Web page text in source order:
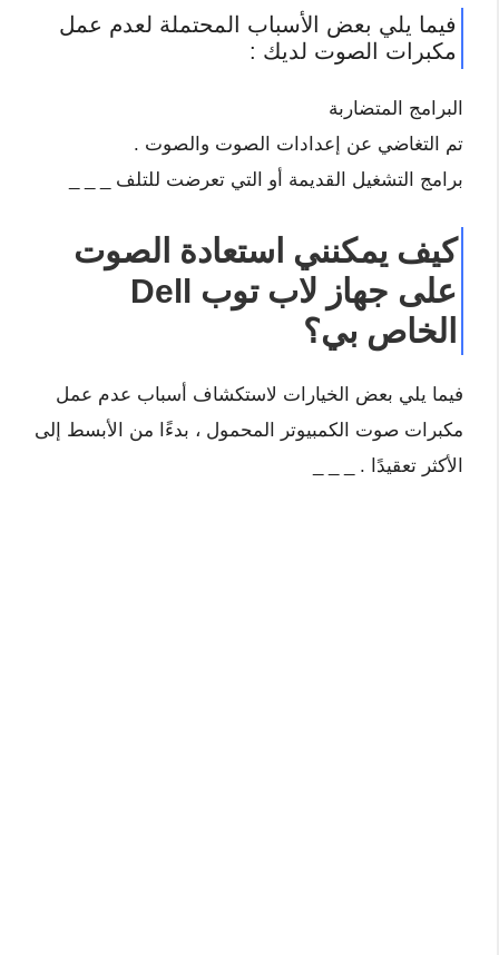
فيما يلي بعض الأسباب المحتملة لعدم عمل
مكبرات الصوت لديك :
البرامج المتضاربة
تم التغاضي عن إعدادات الصوت والصوت .
برامج التشغيل القديمة أو التي تعرضت للتلف _ _ _
كيف يمكنني استعادة الصوت
على جهاز لاب توب Dell
الخاص بي؟
فيما يلي بعض الخيارات لاستكشاف أسباب عدم عمل
مكبرات صوت الكمبيوتر المحمول ، بدءًا من الأبسط إلى
الأكثر تعقيدًا . _ _ _